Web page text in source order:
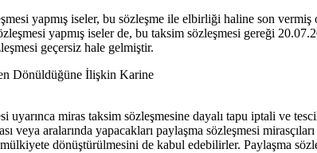
yapmış iseler, bu sözleşme ile elbirliği haline son
yapmış iseler de, bu taksim sözleşmesi gereği
geçersiz hale gelmiştir.
Dönüldüğüne İlişkin Karine
miras taksim sözleşmesine dayalı tapu iptali ve
veya aralarında yapacakları paylaşma sözleşmesi
dönüştürülmesini de kabul edebilirler. Paylaşma